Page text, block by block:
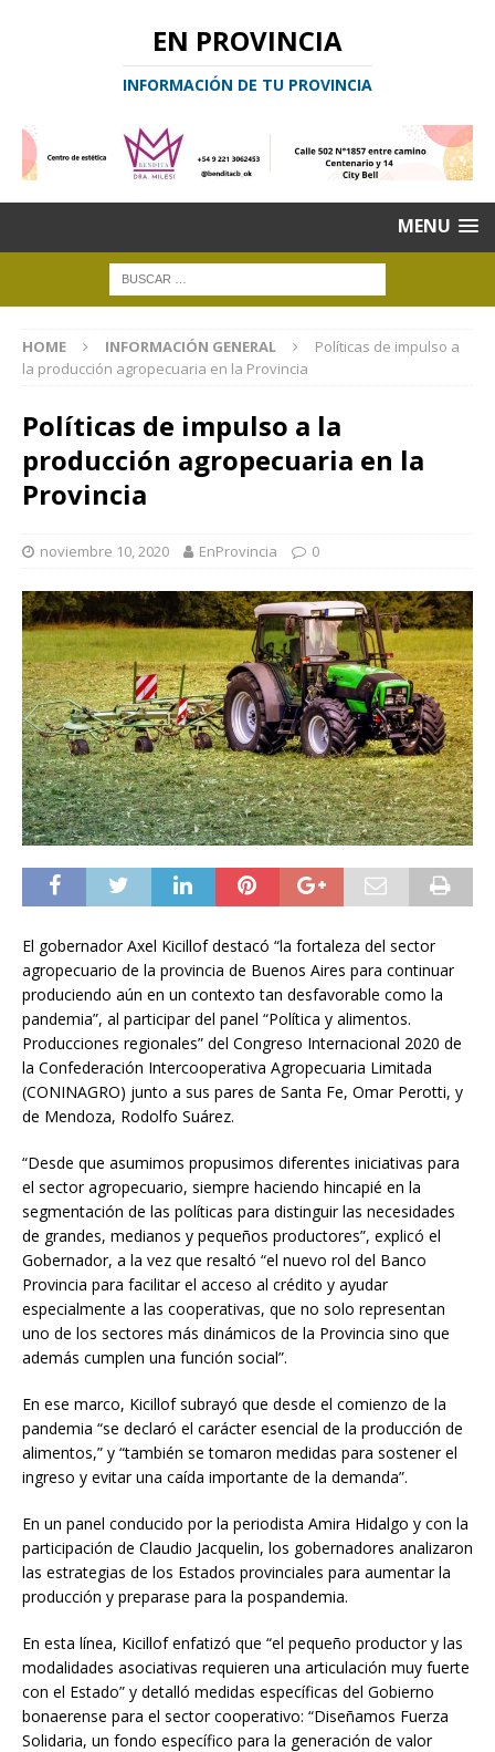
EN PROVINCIA
INFORMACIÓN DE TU PROVINCIA
MENU
HOME INFORMACIÓN GENERAL
Políticas de impulso a
la producción agropecuaria en la Provincia
Políticas de impulso a la
producción agropecuaria en la
Provincia
noviembre 10, 2020 EnProvincia 0
El gobernador Axel Kicillof destacó “la fortaleza del sector
agropecuario de la provincia de Buenos Aires para continuar
produciendo aún en un contexto tan desfavorable como la
pandemia”, al participar del panel “Política y alimentos.
Producciones regionales” del Congreso Internacional 2020 de
la Confederación Intercooperativa Agropecuaria Limitada
(CONINAGRO) junto a sus pares de Santa Fe, Omar Perotti, y
de Mendoza, Rodolfo Suárez.
“Desde que asumimos propusimos diferentes iniciativas para
el sector agropecuario, siempre haciendo hincapié en la
segmentación de las políticas para distinguir las necesidades
de grandes, medianos y pequeños productores”, explicó el
Gobernador, a la vez que resaltó “el nuevo rol del Banco
Provincia para facilitar el acceso al crédito y ayudar
especialmente a las cooperativas, que no solo representan
uno de los sectores más dinámicos de la Provincia sino que
además cumplen una función social”.
En ese marco, Kicillof subrayó que desde el comienzo de la
pandemia “se declaró el carácter esencial de la producción de
alimentos,” y “también se tomaron medidas para sostener el
ingreso y evitar una caída importante de la demanda”.
En un panel conducido por la periodista Amira Hidalgo y con la
participación de Claudio Jacquelin, los gobernadores analizaron
las estrategias de los Estados provinciales para aumentar la
producción y preparase para la pospandemia.
En esta línea, Kicillof enfatizó que “el pequeño productor y las
modalidades asociativas requieren una articulación muy fuerte
con el Estado” y detalló medidas específicas del Gobierno
bonaerense para el sector cooperativo: “Diseñamos Fuerza
Solidaria, un fondo específico para la generación de valor